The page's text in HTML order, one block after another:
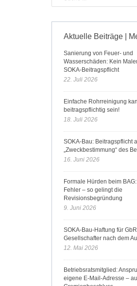
Aktuelle Beiträge |
Sanierung von Feuer- und
Wasserschäden: Kein
SOKA-Beitragspflicht
22. Juli 2026
Einfache Rohrreinigung
beitragspflichtig sein!
18. Juli 2026
SOKA-Bau: Beitragspflicht
„Zweckbestimmung“ des
16. Juni 2026
Formale Hürden beim
Fehler – so gelingt die
Revisionsbegründung
9. Juni 2026
SOKA-Bau-Haftung für
Gesellschafter nach dem
12. Mai 2026
Betriebsratsmitglied:
eigene E-Mail-Adresse –